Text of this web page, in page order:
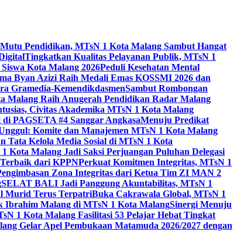
Pendidikan, MTsN 1 Kota Malang Sambut Hangat
Tingkatkan Kualitas Pelayanan Publik, MTsN 1
Kota Malang 2026Peduli Kesehatan Mental
Byan Azizi Raih Medali Emas KOSSMI 2026 dan
Gramedia-KemendikdasmenSambut Rombongan
Malang Raih Anugerah Pendidikan Radar Malang
Civitas Akademika MTsN 1 Kota Malang
PAGSETA #4 Sanggar AngkasaMenuju Predikat
Komite dan Manajemen MTsN 1 Kota Malang
Kelola Media Sosial di MTsN 1 Kota
Kota Malang Jadi Saksi Perjuangan Puluhan Delegasi
dari KPPNPerkuat Komitmen Integritas, MTsN 1
Zona Integritas dari Ketua Tim ZI MAN 2
SELAT BALI Jadi Panggung Akuntabilitas, MTsN 1
Murid Terus TerpatriBuka Cakrawala Global, MTsN 1
Ibrahim Malang di MTsN 1 Kota MalangSinergi Menuju
1 Kota Malang Fasilitasi 53 Pelajar Hebat Tingkat
Gelar Apel Pembukaan Matamuda 2026/2027 dengan